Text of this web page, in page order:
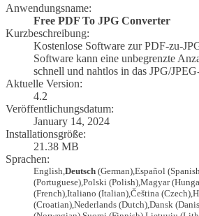
Anwendungsname:
Free PDF To JPG Converter
Kurzbeschreibung:
Kostenlose Software zur PDF-zu-
Software kann eine unbegrenzte
schnell und nahtlos in das JPG/JPEG
Aktuelle Version:
4.2
Veröffentlichungsdatum:
January 14, 2024
Installationsgröße:
21.38 MB
Sprachen:
English,Deutsch (German),Español
(Portuguese),Polski (Polish),Magyar
(French),Italiano (Italian),Čeština (Czech),
(Croatian),Nederlands (Dutch),Dansk